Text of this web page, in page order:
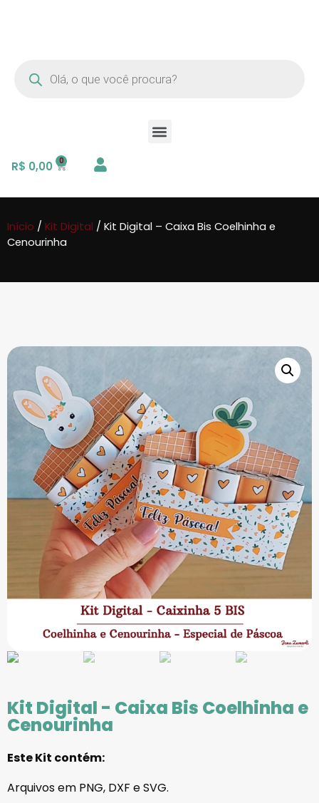
R$ 0,00
Início / Kit Digital / Kit Digital – Caixa Bis Coelhinha e
Cenourinha
Kit Digital - Caixa Bis Coelhinha e
Cenourinha
Este Kit contém:
Arquivos em PNG, DXF e SVG.